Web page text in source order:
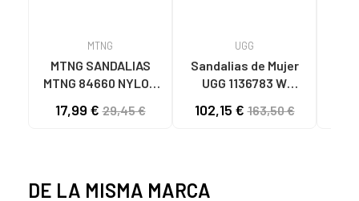
MTNG
MTNG SANDALIAS
MTNG 84660 NYLON
C59785 - - NYLON
17,99 €29,45 €
UGG
Sandalias de Mujer
UGG 1136783 W
CHESTNUT
102,15 €163,50 €
DE LA MISMA MARCA